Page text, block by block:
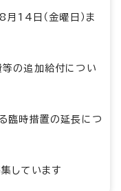
14日（金曜日）ま
の追加給付につい
臨時措置の延長につ
しています